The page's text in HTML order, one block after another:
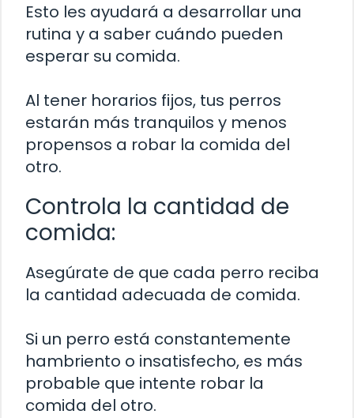
Esto les ayudará a desarrollar una
rutina y a saber cuándo pueden
esperar su comida.
Al tener horarios fijos, tus perros
estarán más tranquilos y menos
propensos a robar la comida del
otro.
Controla la cantidad de
comida:
Asegúrate de que cada perro reciba
la cantidad adecuada de comida.
Si un perro está constantemente
hambriento o insatisfecho, es más
probable que intente robar la
comida del otro.